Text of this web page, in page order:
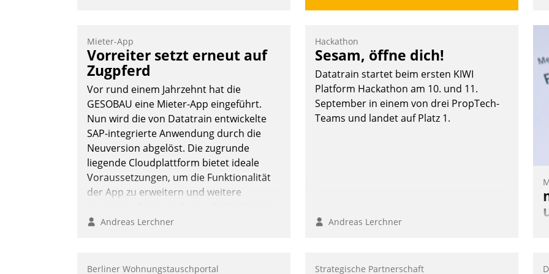
und Verwaltung von Aufträgen der
operativen Instandhaltung in die SAP-
Systemlandschaft deutscher
Wohnungsunternehmen – und
beschleunigt damit den Weg vom
Mieteranliegen zum Dienstleisterauftrag.
Nadja Hußmann
Mieter-App
Vorreiter setzt erneut auf
Zugpferd
Vor rund einem Jahrzehnt hat die
GESOBAU eine Mieter-App eingeführt.
Nun wird die von Datatrain entwickelte
SAP-integrierte Anwendung durch die
Neuversion abgelöst. Die zugrunde
liegende Cloudplattform bietet ideale
Voraussetzungen, um die Funktionalität
der App zu erweitern und weitere
in SAP zu integrieren.
Andreas Lerchner
Hackathon
Sesam, öffne dich!
Datatrain startet beim ersten KIWI
Platform Hackathon am 10. und 11.
September in einem von drei PropTech-
Teams und landet auf Platz 1.
Andreas Lerchner
Berliner Wohnungstauschportal Strategische Partnerschaft